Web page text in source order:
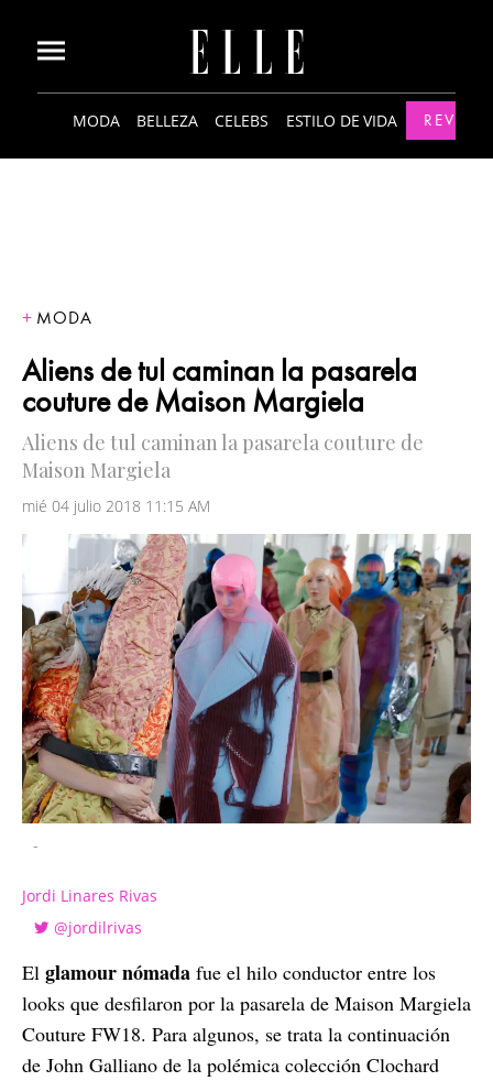
MODA BELLEZA CELEBS ESTILO DE VIDA
MODA
Aliens de tul caminan la pasarela
couture de Maison Margiela
Aliens de tul caminan la pasarela couture de
Maison Margiela
mié 04 julio 2018 11:15 AM
-
Jordi Linares Rivas
@jordilrivas
El glamour nómada fue el hilo conductor entre los
looks que desfilaron por la pasarela de Maison Margiela
Couture FW18. Para algunos, se trata la continuación
de John Galliano de la polémica colección Clochard